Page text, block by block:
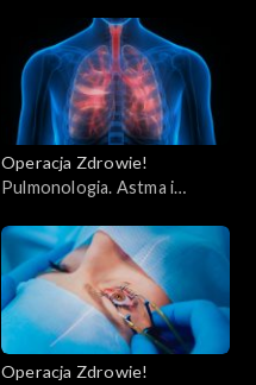
Operacja Zdrowie!
Pulmonologia. Astma i
Operacja Zdrowie!